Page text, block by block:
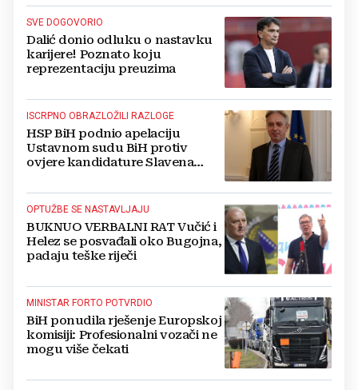
SVE DOGOVORIO
Dalić donio odluku o nastavku
karijere! Poznato koju
reprezentaciju preuzima
ISCRPNO OBRAZLOŽILI RAZLOGE
HSP BiH podnio apelaciju
Ustavnom sudu BiH protiv
ovjere kandidature Slavena
OPTUŽBE SE NASTAVLJAJU
BUKNUO VERBALNI RAT Vučić i
Helez se posvađali oko Bugojna,
padaju teške riječi
MINISTAR FORTO POTVRDIO
BiH ponudila rješenje Europskoj
komisiji: Profesionalni vozači ne
mogu više čekati